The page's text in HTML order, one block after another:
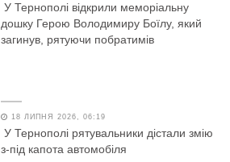
У Тернополі відкрили меморіальну
дошку Герою Володимиру Боїлу, який
загинув, рятуючи побратимів
18 ЛИПНЯ 2026, 06:19
У Тернополі рятувальники дістали змію
з-під капота автомобіля